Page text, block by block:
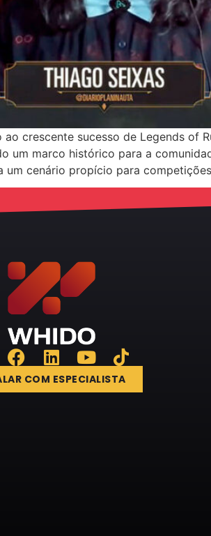
ao crescente sucesso de Legends of
um marco histórico para a
um cenário propício para
COM ESPECIALISTA